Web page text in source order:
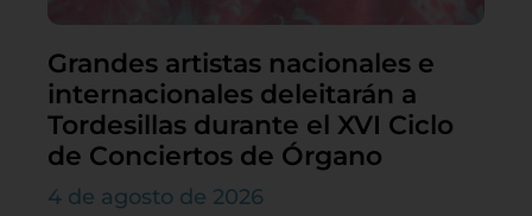
Grandes artistas nacionales e
internacionales deleitarán a
Tordesillas durante el XVI Ciclo
de Conciertos de Órgano
4 de agosto de 2026